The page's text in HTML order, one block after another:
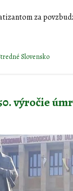
za
Slovensko
výročie